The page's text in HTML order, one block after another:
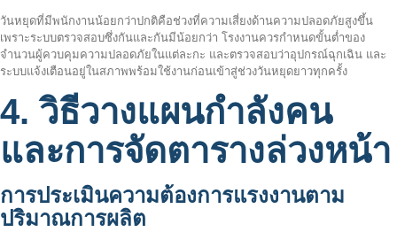
วันหยุดที่มีพนักงานน้อยกว่าปกติคือช่วงที่ความเสี่ยงด้านความปลอดภัยสูงขึ้น
เพราะระบบตรวจสอบซึ่งกันและกันมีน้อยกว่า โรงงานควรกำหนดขั้นต่ำของ
จำนวนผู้ควบคุมความปลอดภัยในแต่ละกะ และตรวจสอบว่าอุปกรณ์ฉุกเฉิน และ
ระบบแจ้งเตือนอยู่ในสภาพพร้อมใช้งานก่อนเข้าสู่ช่วงวันหยุดยาวทุกครั้ง
4. วิธีวางแผนกำลังคน
และการจัดตารางล่วงหน้า
การประเมินความต้องการแรงงานตาม
ปริมาณการผลิต